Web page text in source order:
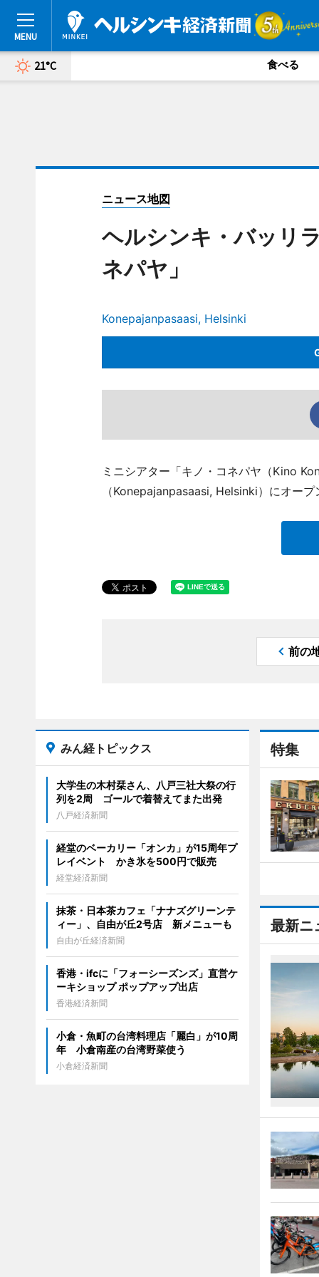
21°C 食べる
ニュース地図
ヘルシンキ・バッリ
ネパヤ」
Konepajanpasaasi, Helsinki
ミニシアター「キノ・コネパヤ（Kino
（Konepajanpasaasi, Helsinki）にオープ
前の
特集
最新ニ
みん経トピックス
大学生の木村栞さん、八戸三社大祭の行
列を2周 ゴールで着替えてまた出発
八戸経済新聞
経堂のベーカリー「オンカ」が15周年プ
レイベント かき氷を500円で販売
経堂経済新聞
抹茶・日本茶カフェ「ナナズグリーンテ
ィー」、自由が丘2号店 新メニューも
自由が丘経済新聞
香港・ifcに「フォーシーズンズ」直営ケ
ーキショップ ポップアップ出店
香港経済新聞
小倉・魚町の台湾料理店「麗白」が10周
年 小倉南産の台湾野菜使う
小倉経済新聞